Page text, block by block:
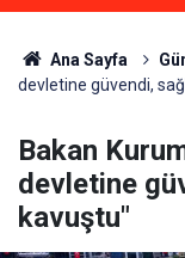
Ana Sayfa
devletine güvendi,
Bakan
devletine
kavuştu"